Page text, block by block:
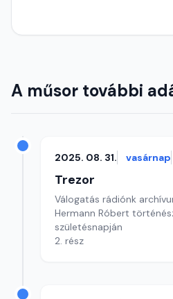
A műsor további
2025. 08. 31. vasárnap
Trezor
Válogatás rádiónk
Hermann Róbert
születésnapján
2. rész